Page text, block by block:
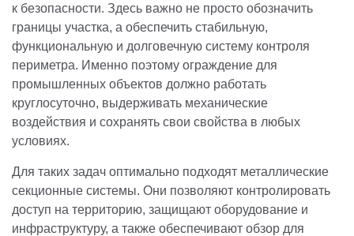
к безопасности. Здесь важно не просто обозначить
границы участка, а обеспечить стабильную,
функциональную и долговечную систему контроля
периметра. Именно поэтому ограждение для
промышленных объектов должно работать
круглосуточно, выдерживать механические
воздействия и сохранять свои свойства в любых
условиях.
Для таких задач оптимально подходят металлические
секционные системы. Они позволяют контролировать
доступ на территорию, защищают оборудование и
инфраструктуру, а также обеспечивают обзор для